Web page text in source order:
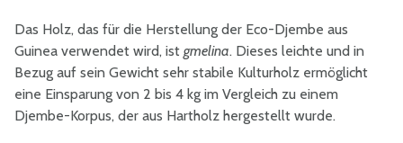
Das Holz, das für die Herstellung der Eco-Djembe aus
Guinea verwendet wird, ist gmelina. Dieses leichte und in
Bezug auf sein Gewicht sehr stabile Kulturholz ermöglicht
eine Einsparung von 2 bis 4 kg im Vergleich zu einem
Djembe-Korpus, der aus Hartholz hergestellt wurde.